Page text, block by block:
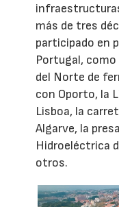
más de tres
participado en
Portugal,
del Norte de
con Oporto, la
Lisboa, la
Algarve, la
Hidroeléctrica
otros.